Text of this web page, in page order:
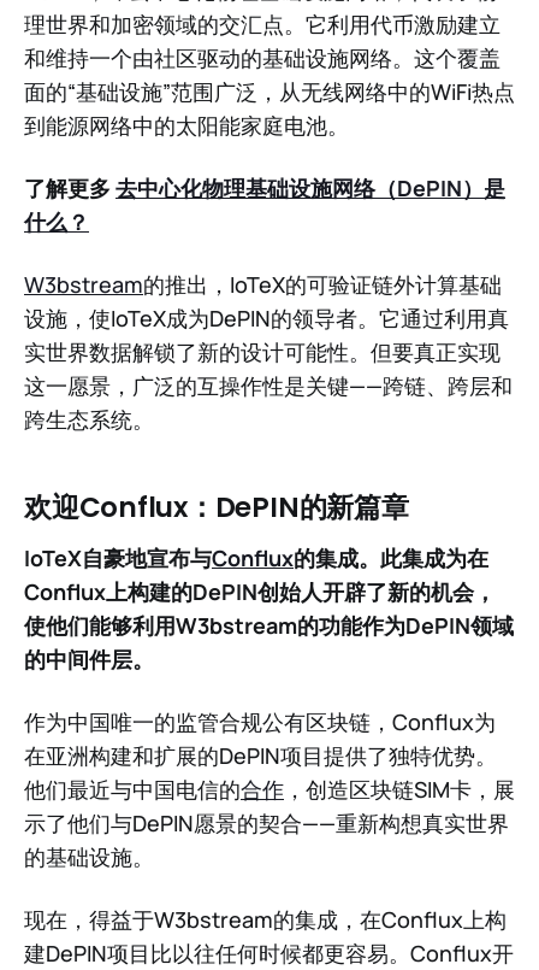
理世界和加密领域的交汇点。它利用代币激励建立
和维持一个由社区驱动的基础设施网络。这个覆盖
面的“基础设施”范围广泛，从无线网络中的WiFi热点
到能源网络中的太阳能家庭电池。
了解更多 去中心化物理基础设施网络（DePIN）是
什么？
W3bstream的推出，IoTeX的可验证链外计算基础
设施，使IoTeX成为DePIN的领导者。它通过利用真
实世界数据解锁了新的设计可能性。但要真正实现
这一愿景，广泛的互操作性是关键——跨链、跨层和
跨生态系统。
欢迎Conflux：DePIN的新篇章
IoTeX自豪地宣布与Conflux的集成。此集成为在
Conflux上构建的DePIN创始人开辟了新的机会，
使他们能够利用W3bstream的功能作为DePIN领域
的中间件层。
作为中国唯一的监管合规公有区块链，Conflux为
在亚洲构建和扩展的DePIN项目提供了独特优势。
他们最近与中国电信的合作 ，创造区块链SIM卡，展
示了他们与DePIN愿景的契合——重新构想真实世界
的基础设施。
现在，得益于W3bstream的集成，在Conflux上构
建DePIN项目比以往任何时候都更容易。Conflux开